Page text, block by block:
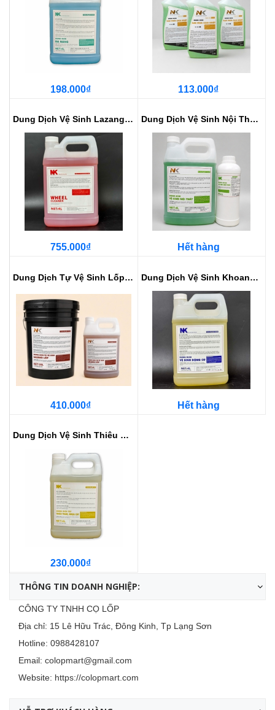
198.000₫ 113.000₫
Dung Dịch Vệ Sinh Lazang, Má Pha...
755.000₫
Dung Dịch Vệ Sinh Nội Thất NK - ...
Hết hàng
Dung Dịch Tự Vệ Sinh Lốp, Lazang...
410.000₫
Dung Dịch Vệ Sinh Khoang Máy NK ...
Hết hàng
Dung Dịch Vệ Sinh Thiêu Thân, Nh...
230.000₫
THÔNG TIN DOANH NGHIỆP:
CÔNG TY TNHH CỌ LỐP
Địa chỉ: 15 Lê Hữu Trác, Đông Kinh, Tp Lạng Sơn
Hotline: 0988428107
Email: colopmart@gmail.com
Website: https://colopmart.com